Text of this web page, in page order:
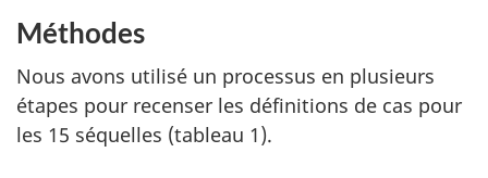
Méthodes
Nous avons utilisé un processus en plusieurs
étapes pour recenser les définitions de cas pour
les 15 séquelles (tableau 1).